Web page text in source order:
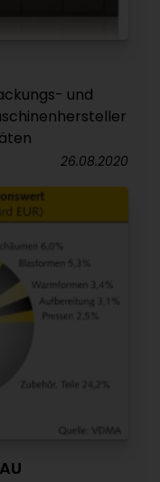
und
26.08.2020